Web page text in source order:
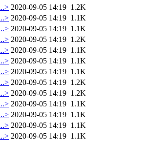
2020-09-05 14:19 1.2K
2020-09-05 14:19 1.1K
2020-09-05 14:19 1.1K
2020-09-05 14:19 1.2K
2020-09-05 14:19 1.1K
2020-09-05 14:19 1.1K
2020-09-05 14:19 1.1K
2020-09-05 14:19 1.2K
2020-09-05 14:19 1.2K
2020-09-05 14:19 1.1K
2020-09-05 14:19 1.1K
2020-09-05 14:19 1.1K
2020-09-05 14:19 1.1K